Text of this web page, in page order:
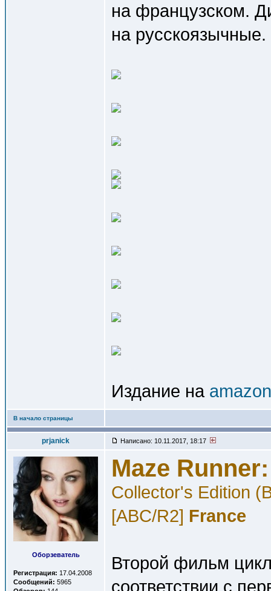
на французском.
на русскоязычные.
Издание на
В начало страницы
prjanick Написано: 10.11.2017, 18:17
Оборзеватель
Регистрация: 17.04.2008
Сообщений: 5965
Maze
Collector's Edition
[ABC/R2] France
Второй фильм
соответствии с